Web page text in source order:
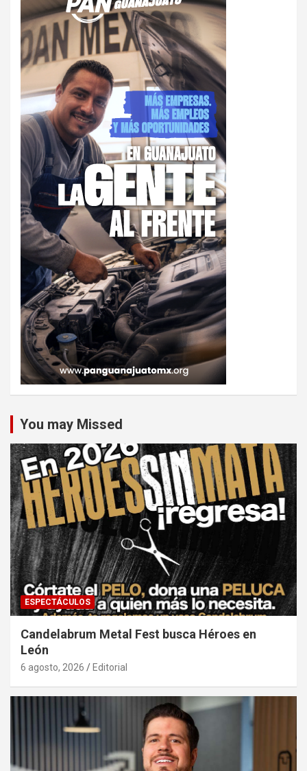
You may Missed
ESPECTÁCULOS
Candelabrum Metal Fest busca Héroes en
León
6 agosto, 2026 Editorial